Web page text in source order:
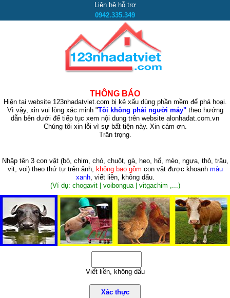
Liên hệ hỗ trợ
0942.335.349
THÔNG BÁO
Hiện tại website 123nhadatviet.com bị kẻ xấu dùng phần mềm để phá hoại.
Vì vậy, xin vui lòng xác minh "Tôi không phải người máy"theo hướng
dẫn bên dưới để tiếp tục xem nội dung trên website alonhadat.com.vn
Chúng tôi xin lỗi vì sự bất tiện này. Xin cám ơn.
Trân trọng.
Nhập tên 3 con vật (bò, chim, chó, chuột, gà, heo, hổ, mèo, ngựa, thỏ, trâu,
vịt, voi)theo thứ tự trên ảnh, không bao gồm con vật được khoanh màu
xanh, viết liền, không dấu.
(Ví dụ: chogavit | voibongua | vitgachim ,...)
Viết liền, không dấu
Xác thực